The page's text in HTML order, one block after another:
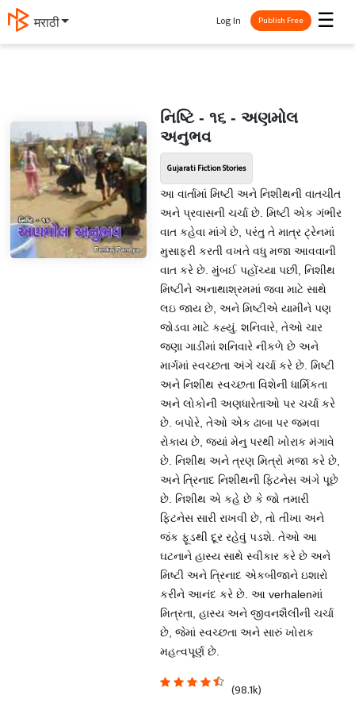
मराठी ☰
Log In Publish Free
નિષ્ટિ - ૧૬ - અણમોલ
અનુભવ
Gujarati Fiction Stories
આ વાર્તામાં મિષ્ટી અને નિશીથની વાતચીત
અને પ્રવાસની ચર્ચા છે. મિષ્ટી એક ગંભીર
વાત કહેવા માંગે છે, પરંતુ તે માત્ર ટ્રેનમાં
મુસાફરી કરતી વખતે વધુ મજા આવવાની
વાત કરે છે. મુંબઈ પહોંચ્યા પછી, નિશીથ
મિષ્ટીને અનાથાશ્રમમાં જવા માટે સાથે
લઇ જાય છે, અને મિષ્ટીએ યામીને પણ
જોડવા માટે કહ્યું. શનિવારે, તેઓ ચાર
જણા ગાડીમાં શનિવારે નીકળે છે અને
માર્ગમાં સ્વચ્છતા અંગે ચર્ચા કરે છે. મિષ્ટી
અને નિશીથ સ્વચ્છતા વિશેની ધાર્મિકતા
અને લોકોની અણધારેતાઓ પર ચર્ચા કરે
છે. બપોરે, તેઓ એક ઢાબા પર જમવા
રોકાય છે, જ્યાં મેનુ પરથી ખોરાક મંગાવે
છે. નિશીથ અને ત્રણ મિત્રો મજા કરે છે,
અને ત્રિનાદ નિશીથની ફિટનેસ અંગે પૂછે
છે. નિશીથ એ કહે છે કે જો તમારી
ફિટનેસ સારી રાખવી છે, તો તીખા અને
જંક ફૂડથી દૂર રહેવું પડશે. તેઓ આ
ઘટનાને હાસ્ય સાથે સ્વીકાર કરે છે અને
મિષ્ટી અને ત્રિનાદ એકબીજાને ઇશારો
કરીને આનંદ કરે છે. આ verhalenમાં
મિત્રતા, હાસ્ય અને જીવનશૈલીની ચર્ચા
છે, જેમાં સ્વચ્છતા અને સારું ખોરાક
મહત્વપૂર્ણ છે.
(98.1k)